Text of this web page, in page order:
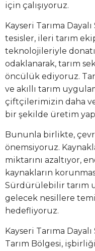
için çalışıyoruz.
Kayseri Tarıma
tesisler, ileri tarım
teknolojileriyle
odaklanarak, tarım
öncülük ediyoruz.
ve akıllı tarım
çiftçilerimizin daha
bir şekilde üretim
Bununla birlikte,
önemsiyoruz.
miktarını azaltıyor,
kaynakların
Sürdürülebilir tarım
gelecek nesillere
hedefliyoruz.
Kayseri Tarıma
Tarım Bölgesi,